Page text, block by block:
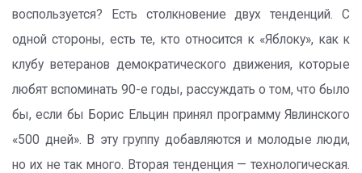
воспользуется? Есть столкновение двух тенденций. С
одной стороны, есть те, кто относится к «Яблоку», как к
клубу ветеранов демократического движения, которые
любят вспоминать 90-е годы, рассуждать о том, что было
бы, если бы Борис Ельцин принял программу Явлинского
«500 дней». В эту группу добавляются и молодые люди,
но их не так много. Вторая тенденция — технологическая.